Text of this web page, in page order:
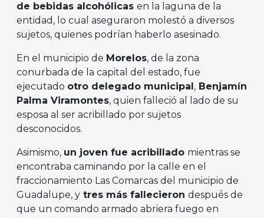
de bebidas alcohólicas en la laguna de la
entidad, lo cual aseguraron molestó a diversos
sujetos, quienes podrían haberlo asesinado.
En el municipio de Morelos, de la zona
conurbada de la capital del estado, fue
ejecutado otro delegado municipal , Benjamín
Palma Viramontes, quien falleció al lado de su
esposa al ser acribillado por sujetos
desconocidos.
Asimismo, un joven fue acribillado mientras se
encontraba caminando por la calle en el
fraccionamiento Las Comarcas del municipio de
Guadalupe, y tres más fallecieron después de
que un comando armado abriera fuego en